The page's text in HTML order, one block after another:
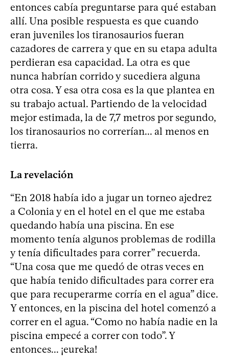
entonces cabía preguntarse para qué estaban
allí. Una posible respuesta es que cuando
eran juveniles los tiranosaurios fueran
cazadores de carrera y que en su etapa adulta
perdieran esa capacidad. La otra es que
nunca habrían corrido y sucediera alguna
otra cosa. Y esa otra cosa es la que plantea en
su trabajo actual. Partiendo de la velocidad
mejor estimada, la de 7,7 metros por segundo,
los tiranosaurios no correrían... al menos en
tierra.
La revelación
“En 2018 había ido a jugar un torneo ajedrez
a Colonia y en el hotel en el que me estaba
quedando había una piscina. En ese
momento tenía algunos problemas de rodilla
y tenía dificultades para correr” recuerda.
“Una cosa que me quedó de otras veces en
que había tenido dificultades para correr era
que para recuperarme corría en el agua” dice.
Y entonces, en la piscina del hotel comenzó a
correr en el agua. “Como no había nadie en la
piscina empecé a correr con todo”. Y
entonces... ¡eureka!